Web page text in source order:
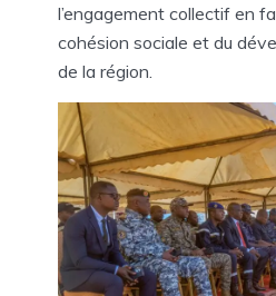
l’engagement collectif en
cohésion sociale et du
de la région.